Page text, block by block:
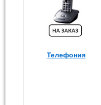
Телефония